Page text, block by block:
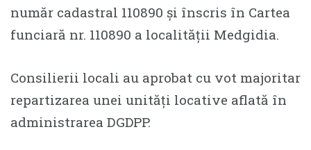
număr cadastral 110890 și înscris în Cartea
funciară nr. 110890 a localității Medgidia.
Consilierii locali au aprobat cu vot majoritar
repartizarea unei unități locative aflată în
administrarea DGDPP.